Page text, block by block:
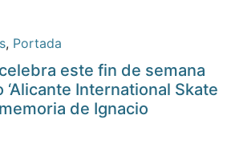
, Portada
este fin de semana
‘Alicante International Skate
de Ignacio